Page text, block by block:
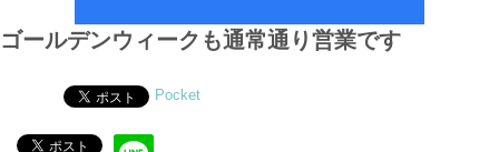
ゴールデンウィークも通常通り営業です
Pocket